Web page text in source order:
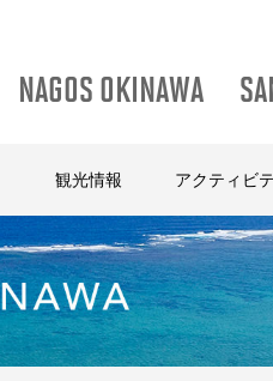
NAGOS OKINAWA
観光情報 アクティビ